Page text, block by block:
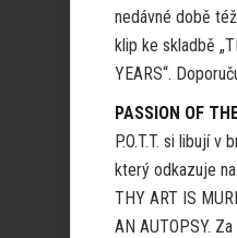
nedávné době
klip ke skladbě
YEARS“.
PASSION OF
P.O.T.T. si libují v
který odkazuje
THY ART IS
AN AUTOPSY.